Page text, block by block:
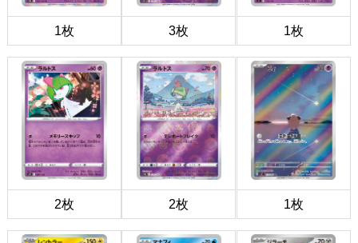
1枚 3枚 1枚
2枚 2枚 1枚